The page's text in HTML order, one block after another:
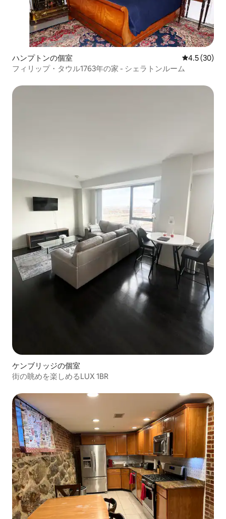
ハンプトンの個室 レビュー30
4.5 (30)
フィリップ・タウル1763年の家 - シェラトンルーム
ケンブリッジの個室
街の眺めを楽しめるLUX 1BR